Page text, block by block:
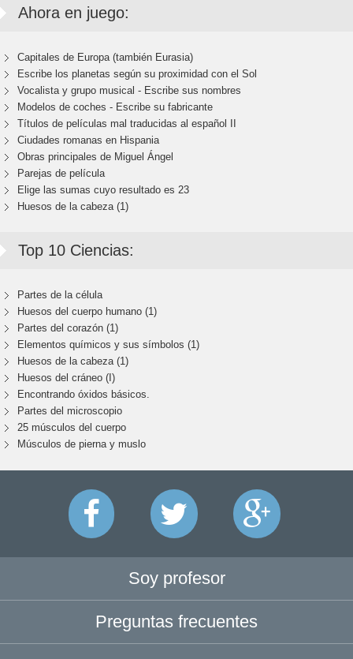
Ahora en juego:
Capitales de Europa (también Eurasia)
Escribe los planetas según su proximidad con el Sol
Vocalista y grupo musical - Escribe sus nombres
Modelos de coches - Escribe su fabricante
Títulos de películas mal traducidas al español II
Ciudades romanas en Hispania
Obras principales de Miguel Ángel
Parejas de película
Elige las sumas cuyo resultado es 23
Huesos de la cabeza (1)
Top 10 Ciencias:
Partes de la célula
Huesos del cuerpo humano (1)
Partes del corazón (1)
Elementos químicos y sus símbolos (1)
Huesos de la cabeza (1)
Huesos del cráneo (I)
Encontrando óxidos básicos.
Partes del microscopio
25 músculos del cuerpo
Músculos de pierna y muslo
Soy profesor
Preguntas frecuentes